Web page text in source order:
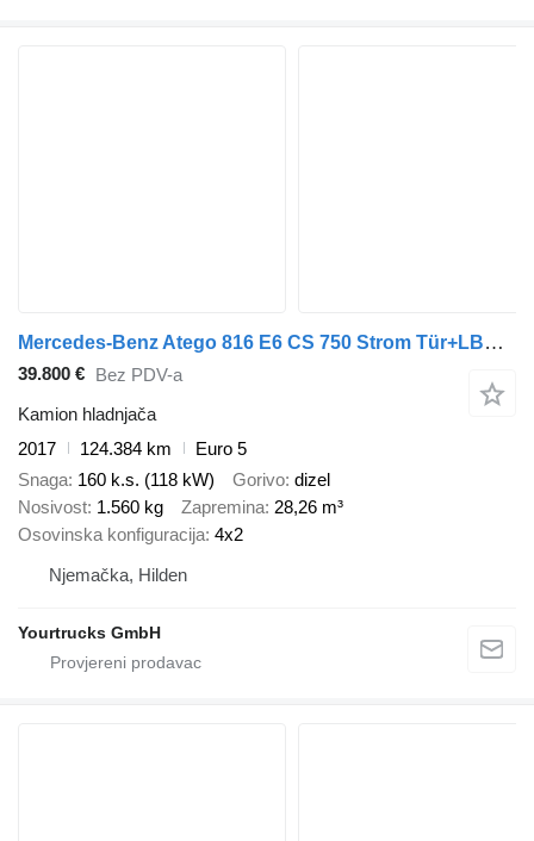
Mercedes-Benz Atego 816 E6 CS 750 Strom Tür+LBW S.Tür TW
39.800 € Bez PDV-a
Kamion hladnjača
2017
124.384 km
Euro 5
Snaga 160 k.s. (118 kW) Gorivo dizel
Nosivost 1.560 kg Zapremina 28,26 m³
Osovinska konfiguracija 4x2
Njemačka, Hilden
Yourtrucks GmbH